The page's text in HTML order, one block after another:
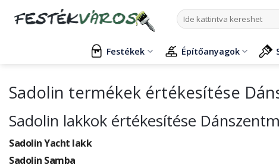
Keresés
a
Festékek Építőanyagok
Sadolin termékek értékesítése
Sadolin lakkok értékesítése
Sadolin Yacht lakk
Sadolin Samba